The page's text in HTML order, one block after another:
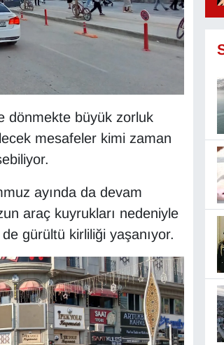
dönmekte büyük zorluk
mesafeler kimi zaman
ayında da devam
araç kuyrukları nedeniyle
gürültü kirliliği yaşanıyor.